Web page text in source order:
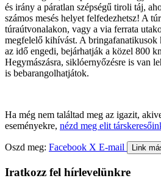
és irány a páratlan szépségű tiroli táj,
számos mesés helyet felfedezhetsz! A
túraútvonalakon, vagy a via ferrata
megfelelő kihívást. A bringafanatikusok
az idő engedi, bejárhatják a közel 800
Hegymászásra, siklóernyőzésre is van
is bebarangolhatjátok.
Ha még nem találtad meg az igazit,
eseményekre, nézd meg elit
Oszd meg: Facebook X E-mail Link
Iratkozz fel hírlevelünkre